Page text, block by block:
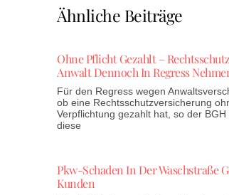
Ähnliche Beiträge
Ohne Pflicht Gezahlt –
Anwalt Dennoch In Regress
Für den Regress wegen
ob eine Rechtsschutzversicherung
Verpflichtung gezahlt hat, so der
diese
Pkw-Schaden In Der Waschstraße
Kunden